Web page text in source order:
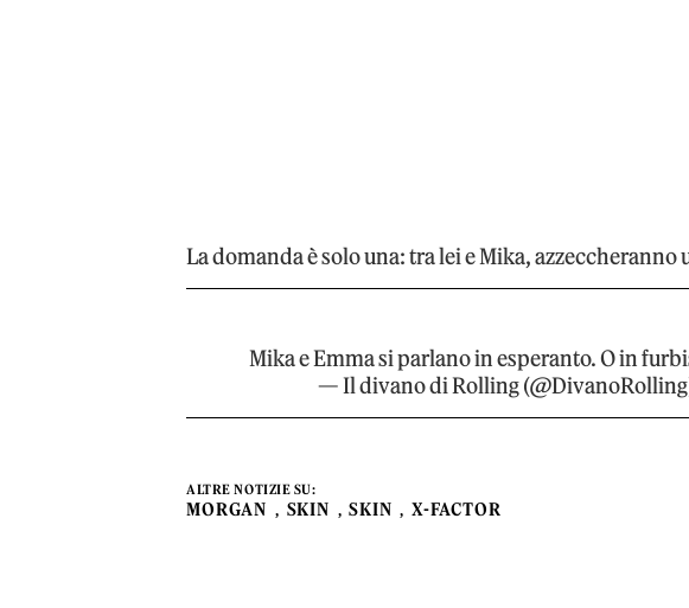
La domanda è solo una: tra lei e Mika,
Mika e Emma si parlano in esperanto. O in
— Il divano di Rolling
ALTRE NOTIZIE SU:
MORGAN SKIN SKIN X-FACTOR